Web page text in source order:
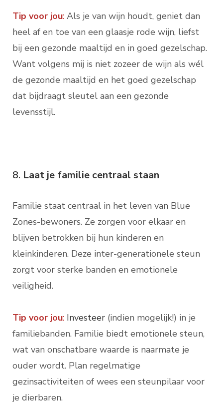
Tip voor jou: Als je van wijn houdt, geniet dan
heel af en toe van een glaasje rode wijn, liefst
bij een gezonde maaltijd en in goed gezelschap.
Want volgens mij is niet zozeer de wijn als wél
de gezonde maaltijd en het goed gezelschap
dat bijdraagt sleutel aan een gezonde
levensstijl.
8. Laat je familie centraal staan
Familie staat centraal in het leven van Blue
Zones-bewoners. Ze zorgen voor elkaar en
blijven betrokken bij hun kinderen en
kleinkinderen. Deze inter-generationele steun
zorgt voor sterke banden en emotionele
veiligheid.
Tip voor jou: Investeer (indien mogelijk!) in je
familiebanden. Familie biedt emotionele steun,
wat van onschatbare waarde is naarmate je
ouder wordt. Plan regelmatige
gezinsactiviteiten of wees een steunpilaar voor
je dierbaren.